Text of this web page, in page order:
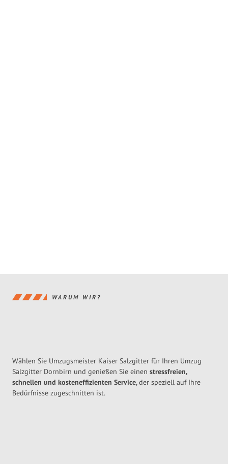
WARUM WIR?
Wählen Sie Umzugsmeister Kaiser Salzgitter für Ihren Umzug
Salzgitter Dornbirn und genießen Sie einen stressfreien,
schnellen und kosteneffizienten Service, der speziell auf Ihre
Bedürfnisse zugeschnitten ist.